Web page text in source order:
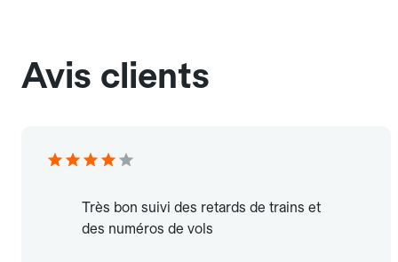
Avis clients
Très bon suivi des retards de trains et
des numéros de vols